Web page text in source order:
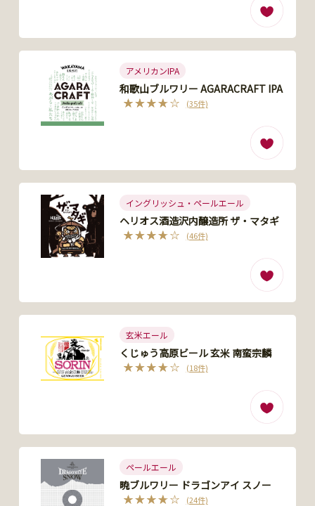
アメリカンIPA
和歌山ブルワリー AGARACRAFT IPA
(35件)
イングリッシュ・ペールエール
ヘリオス酒造沢内醸造所 ザ・マタギ
(46件)
玄米エール
くじゅう高原ビール 玄米 南蛮宗麟
(18件)
ペールエール
暁ブルワリー ドラゴンアイ スノー
(24件)